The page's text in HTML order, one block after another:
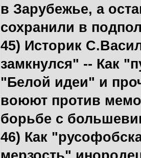
в Зарубежье, а
сохранили в
45) Историк
замкнулся" -- Как
"Белой идеи" и
воюют против
борьбе с
46) Как